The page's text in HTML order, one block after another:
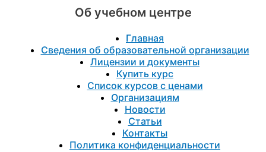
Об учебном центре
Главная
Сведения об образовательной организации
Лицензии и документы
Купить курс
Список курсов с ценами
Организациям
Новости
Статьи
Контакты
Политика конфиденциальности